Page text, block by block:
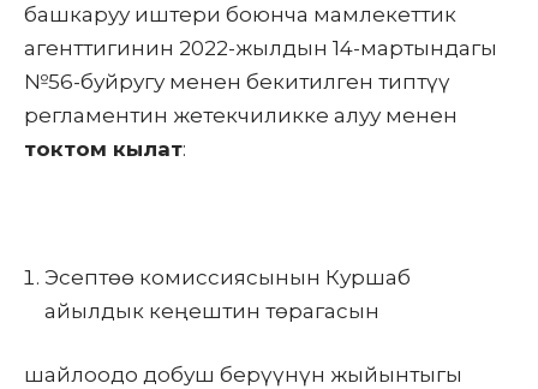
башкаруу иштери боюнча мамлекеттик
агенттигинин 2022-жылдын 14-мартындагы
№56-буйругу менен бекитилген типтүү
регламентин жетекчиликке алуу менен
токтом кылат:
Эсептөө комиссиясынын Куршаб
айылдык кеңештин төрагасын
шайлоодо добуш берүүнүн жыйынтыгы